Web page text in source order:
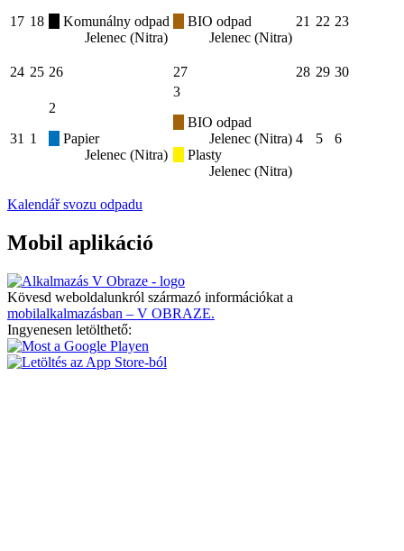
17 18
Komunálny odpad
Jelenec (Nitra)
BIO odpad
Jelenec (Nitra)
21 22 23
24 25 26 27 28 29 30
31 1
2
Papier
Jelenec (Nitra)
3
BIO odpad
Jelenec (Nitra)
Plasty
Jelenec (Nitra)
4 5 6
Kalendář svozu odpadu
Mobil aplikáció
Kövesd weboldalunkról származó információkat a
mobilalkalmazásban – V OBRAZE.
Ingyenesen letölthető: